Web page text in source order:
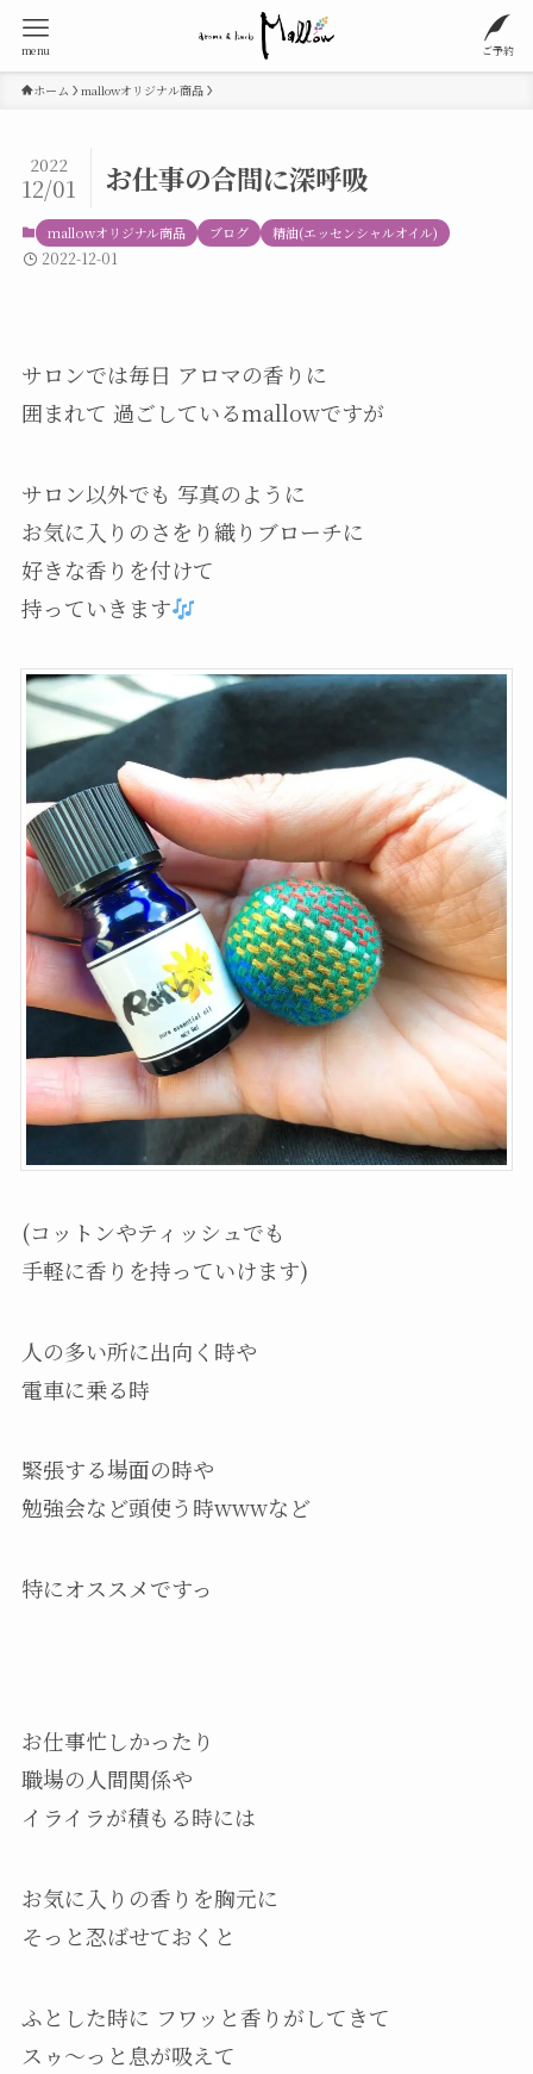
ご予約
menu
ホーム mallowオリジナル商品
お仕事の合間に深呼吸
2022
12/01
mallowオリジナル商品 ブログ 精油(エッセンシャルオイル)
2022-12-01
サロンでは毎日 アロマの香りに
囲まれて 過ごしているmallowですが
サロン以外でも 写真のように
お気に入りのさをり織りブローチに
好きな香りを付けて
持っていきます
(コットンやティッシュでも
手軽に香りを持っていけます)
人の多い所に出向く時や
電車に乗る時
緊張する場面の時や
勉強会など頭使う時wwwなど
特にオススメですっ
お仕事忙しかったり
職場の人間関係や
イライラが積もる時には
お気に入りの香りを胸元に
そっと忍ばせておくと
ふとした時に フワッと香りがしてきて
スゥ～っと息が吸えて